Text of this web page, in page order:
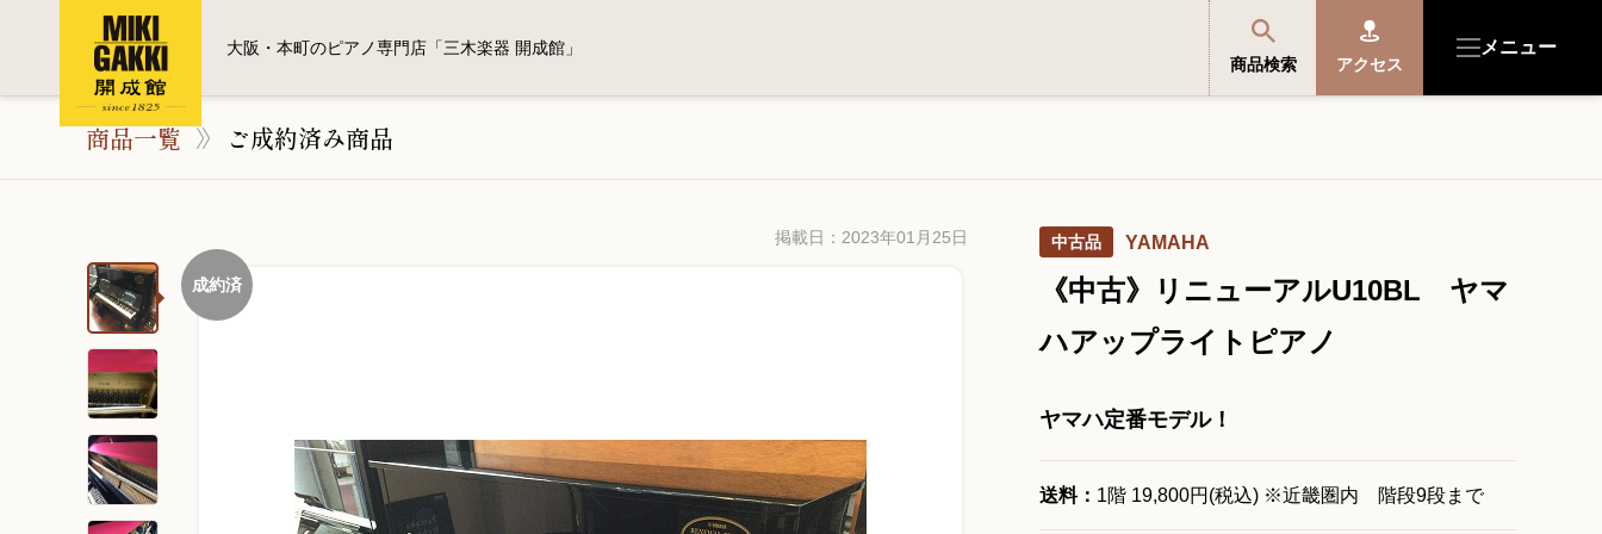
商品検索 アクセス
メニュー
大阪・本町のピアノ専門店「三木楽器 開成館」
便利なサービス
開成館を知る
音楽教室・イベント情報
サポート・購入特典
商品一覧 ご成約済み商品
掲載日：2023年01月25日
成約済
中古品 YAMAHA
《中古》リニューアルU10BL ヤマ
ハアップライトピアノ
ヤマハ定番モデル！
送料： 1階 19,800円(税込) ※近畿圏内 階段9段まで